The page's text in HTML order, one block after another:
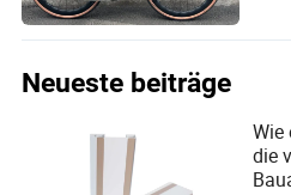
Neueste beiträge
die